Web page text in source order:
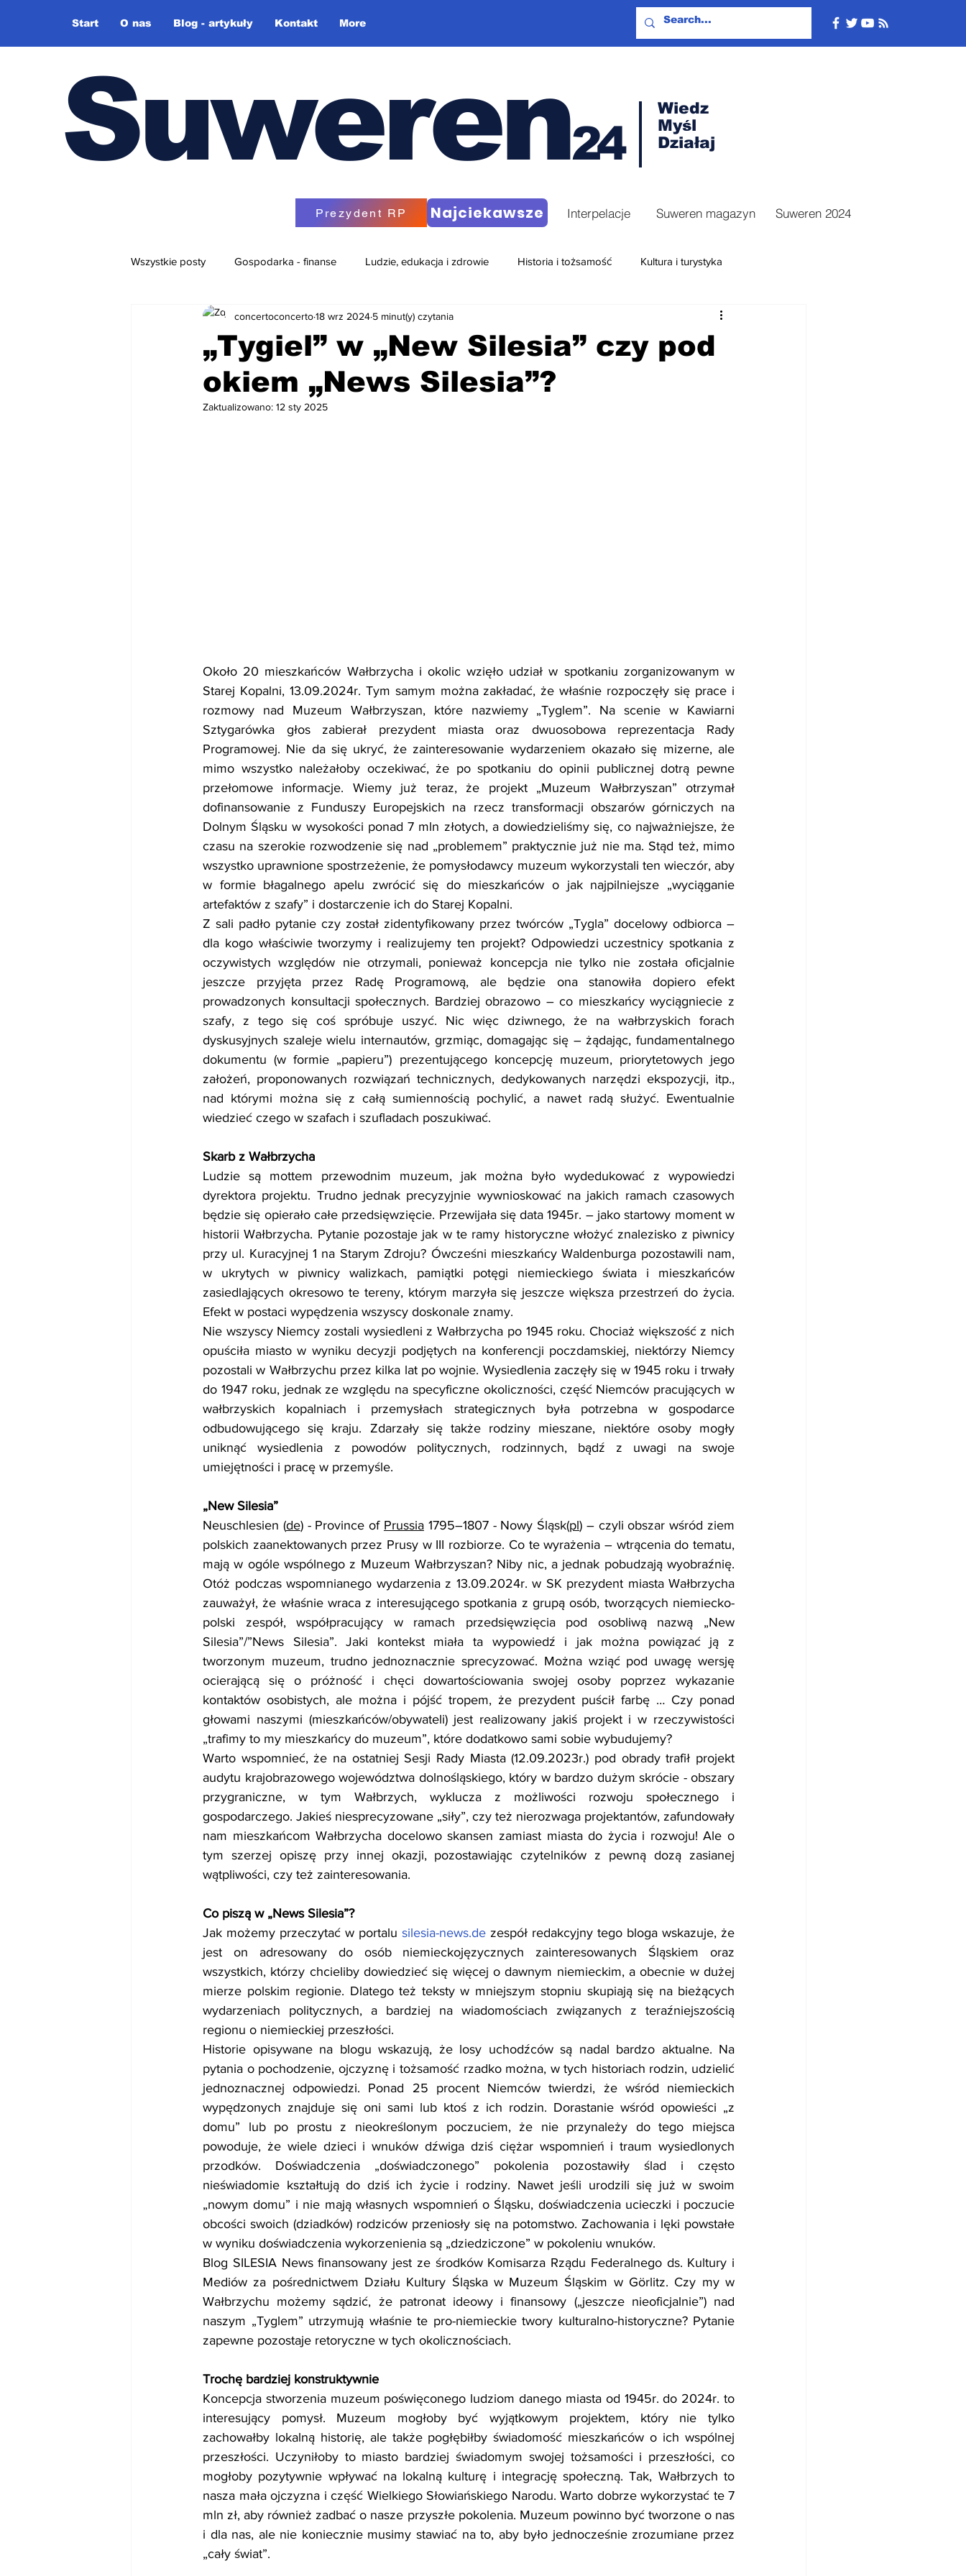
Start O nas Blog - artykuły Kontakt More
Suweren24
Wiedz
Myśl
Działaj
Prezydent RP Najciekawsze Interpelacje Suweren magazyn Suweren 2024
Wszystkie posty Gospodarka - finanse Ludzie, edukacja i zdrowie Historia i tożsamość Kultura i turystyka
Różne + video-blog
„Tygiel” w „New Silesia” czy pod
okiem „News Silesia”?
concertoconcerto18 wrz 2024 5 minut(y) czytania
Zaktualizowano: 12 sty 2025
Około 20 mieszkańców Wałbrzycha i okolic wzięło udział w spotkaniu zorganizowanym w
Starej Kopalni, 13.09.2024r. Tym samym można zakładać, że właśnie rozpoczęły się prace i
rozmowy nad Muzeum Wałbrzyszan, które nazwiemy „Tyglem”. Na scenie w Kawiarni
Sztygarówka głos zabierał prezydent miasta oraz dwuosobowa reprezentacja Rady
Programowej. Nie da się ukryć, że zainteresowanie wydarzeniem okazało się mizerne, ale
mimo wszystko należałoby oczekiwać, że po spotkaniu do opinii publicznej dotrą pewne
przełomowe informacje. Wiemy już teraz, że projekt „Muzeum Wałbrzyszan” otrzymał
dofinansowanie z Funduszy Europejskich na rzecz transformacji obszarów górniczych na
Dolnym Śląsku w wysokości ponad 7 mln złotych, a dowiedzieliśmy się, co najważniejsze, że
czasu na szerokie rozwodzenie się nad „problemem” praktycznie już nie ma. Stąd też, mimo
wszystko uprawnione spostrzeżenie, że pomysłodawcy muzeum wykorzystali ten wieczór, aby
w formie błagalnego apelu zwrócić się do mieszkańców o jak najpilniejsze „wyciąganie
artefaktów z szafy” i dostarczenie ich do Starej Kopalni.
Z sali padło pytanie czy został zidentyfikowany przez twórców „Tygla” docelowy odbiorca –
dla kogo właściwie tworzymy i realizujemy ten projekt? Odpowiedzi uczestnicy spotkania z
oczywistych względów nie otrzymali, ponieważ koncepcja nie tylko nie została oficjalnie
jeszcze przyjęta przez Radę Programową, ale będzie ona stanowiła dopiero efekt
prowadzonych konsultacji społecznych. Bardziej obrazowo – co mieszkańcy wyciągniecie z
szafy, z tego się coś spróbuje uszyć. Nic więc dziwnego, że na wałbrzyskich forach
dyskusyjnych szaleje wielu internautów, grzmiąc, domagając się – żądając, fundamentalnego
dokumentu (w formie „papieru”) prezentującego koncepcję muzeum, priorytetowych jego
założeń, proponowanych rozwiązań technicznych, dedykowanych narzędzi ekspozycji, itp.,
nad którymi można się z całą sumiennością pochylić, a nawet radą służyć. Ewentualnie
wiedzieć czego w szafach i szufladach poszukiwać.
Skarb z Wałbrzycha
Ludzie są mottem przewodnim muzeum, jak można było wydedukować z wypowiedzi
dyrektora projektu. Trudno jednak precyzyjnie wywnioskować na jakich ramach czasowych
będzie się opierało całe przedsięwzięcie. Przewijała się data 1945r. – jako startowy moment w
historii Wałbrzycha. Pytanie pozostaje jak w te ramy historyczne włożyć znalezisko z piwnicy
przy ul. Kuracyjnej 1 na Starym Zdroju? Ówcześni mieszkańcy Waldenburga pozostawili nam,
w ukrytych w piwnicy walizkach, pamiątki potęgi niemieckiego świata i mieszkańców
zasiedlających okresowo te tereny, którym marzyła się jeszcze większa przestrzeń do życia.
Efekt w postaci wypędzenia wszyscy doskonale znamy.
Nie wszyscy Niemcy zostali wysiedleni z Wałbrzycha po 1945 roku. Chociaż większość z nich
opuściła miasto w wyniku decyzji podjętych na konferencji poczdamskiej, niektórzy Niemcy
pozostali w Wałbrzychu przez kilka lat po wojnie. Wysiedlenia zaczęły się w 1945 roku i trwały
do 1947 roku, jednak ze względu na specyficzne okoliczności, część Niemców pracujących w
wałbrzyskich kopalniach i przemysłach strategicznych była potrzebna w gospodarce
odbudowującego się kraju. Zdarzały się także rodziny mieszane, niektóre osoby mogły
uniknąć wysiedlenia z powodów politycznych, rodzinnych, bądź z uwagi na swoje
umiejętności i pracę w przemyśle.
„New Silesia”
Neuschlesien (de) - Province of Prussia 1795–1807 - Nowy Śląsk(pl) – czyli obszar wśród ziem
polskich zaanektowanych przez Prusy w III rozbiorze. Co te wyrażenia – wtrącenia do tematu,
mają w ogóle wspólnego z Muzeum Wałbrzyszan? Niby nic, a jednak pobudzają wyobraźnię.
Otóż podczas wspomnianego wydarzenia z 13.09.2024r. w SK prezydent miasta Wałbrzycha
zauważył, że właśnie wraca z interesującego spotkania z grupą osób, tworzących niemiecko-
polski zespół, współpracujący w ramach przedsięwzięcia pod osobliwą nazwą „New
Silesia”/”News Silesia”. Jaki kontekst miała ta wypowiedź i jak można powiązać ją z
tworzonym muzeum, trudno jednoznacznie sprecyzować. Można wziąć pod uwagę wersję
ocierającą się o próżność i chęci dowartościowania swojej osoby poprzez wykazanie
kontaktów osobistych, ale można i pójść tropem, że prezydent puścił farbę … Czy ponad
głowami naszymi (mieszkańców/obywateli) jest realizowany jakiś projekt i w rzeczywistości
„trafimy to my mieszkańcy do muzeum”, które dodatkowo sami sobie wybudujemy?
Warto wspomnieć, że na ostatniej Sesji Rady Miasta (12.09.2023r.) pod obrady trafił projekt
audytu krajobrazowego województwa dolnośląskiego, który w bardzo dużym skrócie - obszary
przygraniczne, w tym Wałbrzych, wyklucza z możliwości rozwoju społecznego i
gospodarczego. Jakieś niesprecyzowane „siły”, czy też nierozwaga projektantów, zafundowały
nam mieszkańcom Wałbrzycha docelowo skansen zamiast miasta do życia i rozwoju! Ale o
tym szerzej opiszę przy innej okazji, pozostawiając czytelników z pewną dozą zasianej
wątpliwości, czy też zainteresowania.
Co piszą w „News Silesia”?
Jak możemy przeczytać w portalu silesia-news.de zespół redakcyjny tego bloga wskazuje, że
jest on adresowany do osób niemieckojęzycznych zainteresowanych Śląskiem oraz
wszystkich, którzy chcieliby dowiedzieć się więcej o dawnym niemieckim, a obecnie w dużej
mierze polskim regionie. Dlatego też teksty w mniejszym stopniu skupiają się na bieżących
wydarzeniach politycznych, a bardziej na wiadomościach związanych z teraźniejszością
regionu o niemieckiej przeszłości.
Historie opisywane na blogu wskazują, że losy uchodźców są nadal bardzo aktualne. Na
pytania o pochodzenie, ojczyznę i tożsamość rzadko można, w tych historiach rodzin, udzielić
jednoznacznej odpowiedzi. Ponad 25 procent Niemców twierdzi, że wśród niemieckich
wypędzonych znajduje się oni sami lub ktoś z ich rodzin. Dorastanie wśród opowieści „z
domu” lub po prostu z nieokreślonym poczuciem, że nie przynależy do tego miejsca
powoduje, że wiele dzieci i wnuków dźwiga dziś ciężar wspomnień i traum wysiedlonych
przodków. Doświadczenia „doświadczonego” pokolenia pozostawiły ślad i często
nieświadomie kształtują do dziś ich życie i rodziny. Nawet jeśli urodzili się już w swoim
„nowym domu” i nie mają własnych wspomnień o Śląsku, doświadczenia ucieczki i poczucie
obcości swoich (dziadków) rodziców przeniosły się na potomstwo. Zachowania i lęki powstałe
w wyniku doświadczenia wykorzenienia są „dziedziczone” w pokoleniu wnuków.
Blog SILESIA News finansowany jest ze środków Komisarza Rządu Federalnego ds. Kultury i
Mediów za pośrednictwem Działu Kultury Śląska w Muzeum Śląskim w Görlitz. Czy my w
Wałbrzychu możemy sądzić, że patronat ideowy i finansowy („jeszcze nieoficjalnie”) nad
naszym „Tyglem” utrzymują właśnie te pro-niemieckie twory kulturalno-historyczne? Pytanie
zapewne pozostaje retoryczne w tych okolicznościach.
Trochę bardziej konstruktywnie
Koncepcja stworzenia muzeum poświęconego ludziom danego miasta od 1945r. do 2024r. to
interesujący pomysł. Muzeum mogłoby być wyjątkowym projektem, który nie tylko
zachowałby lokalną historię, ale także pogłębiłby świadomość mieszkańców o ich wspólnej
przeszłości. Uczyniłoby to miasto bardziej świadomym swojej tożsamości i przeszłości, co
mogłoby pozytywnie wpływać na lokalną kulturę i integrację społeczną. Tak, Wałbrzych to
nasza mała ojczyzna i część Wielkiego Słowiańskiego Narodu. Warto dobrze wykorzystać te 7
mln zł, aby również zadbać o nasze przyszłe pokolenia. Muzeum powinno być tworzone o nas
i dla nas, ale nie koniecznie musimy stawiać na to, aby było jednocześnie zrozumiane przez
„cały świat”.